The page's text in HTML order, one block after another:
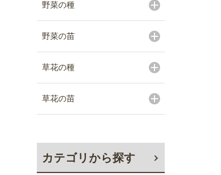
野菜の種
野菜の苗
草花の種
草花の苗
カテゴリから探す